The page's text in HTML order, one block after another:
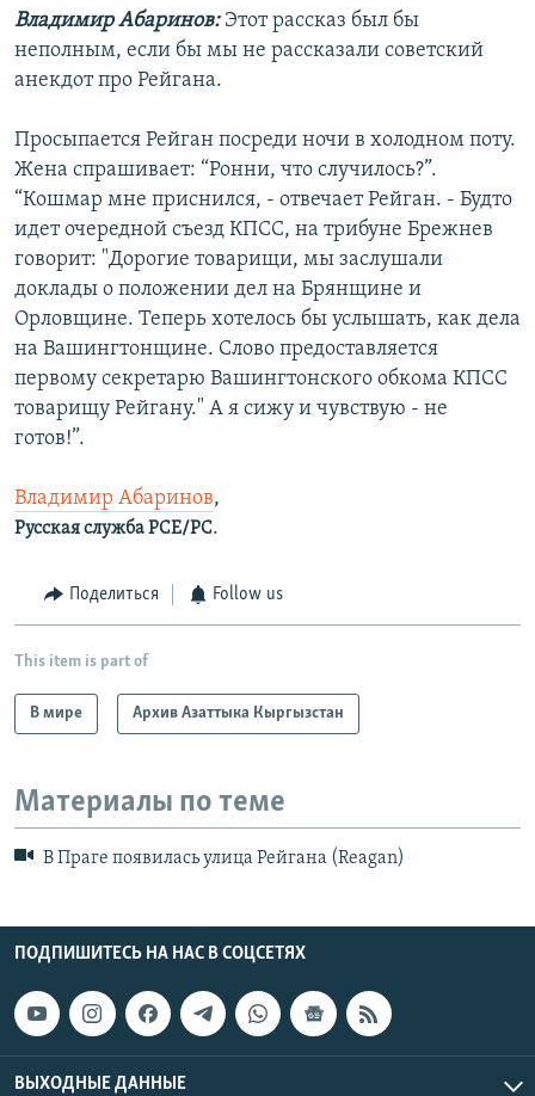
Владимир Абаринов:Этот рассказ был бы
неполным, если бы мы не рассказали советский
анекдот про Рейгана.
Просыпается Рейган посреди ночи в холодном поту.
Жена спрашивает: “Ронни, что случилось?”.
“Кошмар мне приснился, - отвечает Рейган. - Будто
идет очередной съезд КПСС, на трибуне Брежнев
говорит: "Дорогие товарищи, мы заслушали
доклады о положении дел на Брянщине и
Орловщине. Теперь хотелось бы услышать, как дела
на Вашингтонщине. Слово предоставляется
первому секретарю Вашингтонского обкома КПСС
товарищу Рейгану." А я сижу и чувствую - не
готов!”.
Владимир Абаринов,
Русская служба РСЕ/РС.
Поделиться Follow us
This item is part of
В мире Архив Азаттыка Кыргызстан
Материалы по теме
В Праге появилась улица Рейгана (Reagan)
ПОДПИШИТЕСЬ НА НАС В СОЦСЕТЯХ
ВЫХОДНЫЕ ДАННЫЕ